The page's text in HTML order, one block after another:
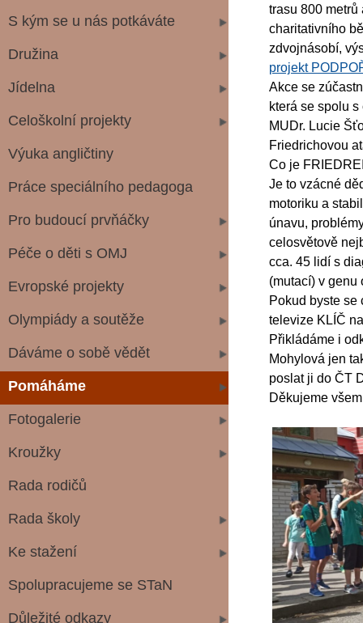
S kým se u nás potkáváte
Družina
Jídelna
Celoškolní projekty
Výuka angličtiny
Práce speciálního pedagoga
Pro budoucí prvňáčky
Péče o děti s OMJ
Evropské projekty
Olympiády a soutěže
Dáváme o sobě vědět
Pomáháme
Fotogalerie
Kroužky
Rada rodičů
Rada školy
Ke stažení
Spolupracujeme se STaN
Důležité odkazy
trasu 800 metrů
charitativního
zdvojnásobí,
projekt
Akce se
která se spolu
MUDr. Lucie
Friedrichovou
Co je
Je to vzácné
motoriku a
únavu,
celosvětově
cca. 45 lidí s
(mutací) v genu
Pokud byste se
televize KLÍČ
Přikládáme i
Mohylová jen
poslat ji do ČT
Děkujeme